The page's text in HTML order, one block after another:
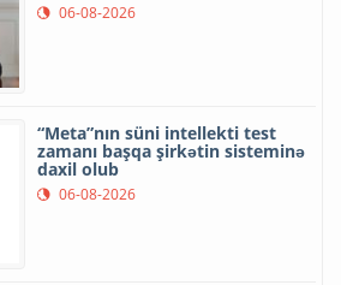
06-08-2026
“Meta”nın süni intellekti test
zamanı başqa şirkətin sisteminə
daxil olub
06-08-2026